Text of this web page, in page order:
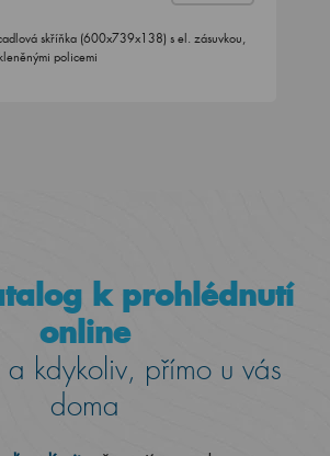
skříňka (600x739x138) s el. zásuvkou,
policemi
k prohlédnutí
online
kdykoliv, přímo u vás
doma